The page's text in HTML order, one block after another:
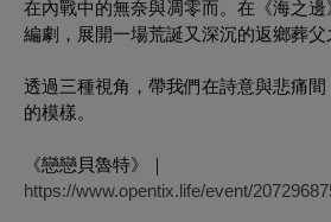
在內戰中的無奈與凋零而。在《海之
編劇，展開一場荒誕又深沉的返鄉葬父
透過三種視角，帶我們在詩意與悲痛
的模樣。
《戀戀貝魯特》｜
https://www.opentix.life/event/